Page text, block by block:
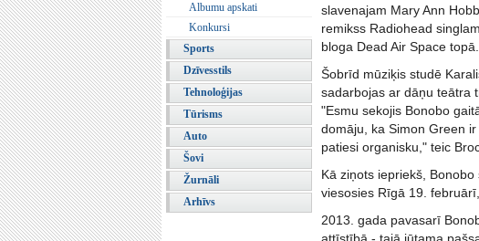
Albumu apskati
Konkursi
Sports
Dzīvesstils
Tehnoloģijas
Tūrisms
Auto
Šovi
Žurnāli
Arhīvs
slavenajam Mary Ann
remikss Radiohead
bloga Dead Air Space topā.
Šobrīd mūziķis studē
sadarbojas ar dāņu teātra
"Esmu sekojis Bonobo
domāju, ka Simon Green
patiesi organisku," teic
Kā ziņots iepriekš,
viesosies Rīgā 19.
2013. gada pavasarī